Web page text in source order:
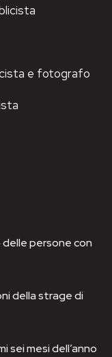
e fotografo
persone con
della strage di
sei mesi dell’anno